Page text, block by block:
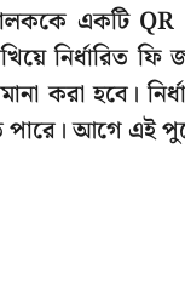
একটি QR
নির্ধারিত ফি
করা হবে।
পারে। আগে এই